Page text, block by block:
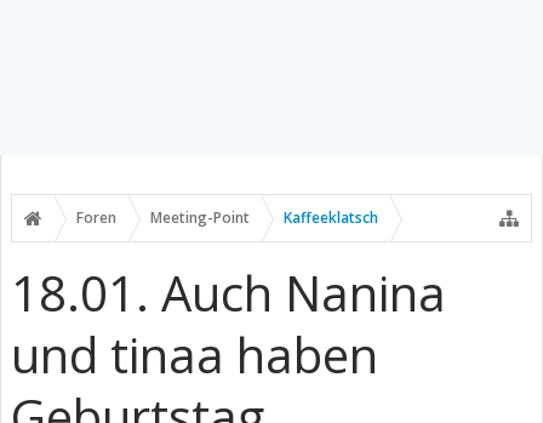
Foren Meeting-Point Kaffeeklatsch
18.01. Auch Nanina
und tinaa haben